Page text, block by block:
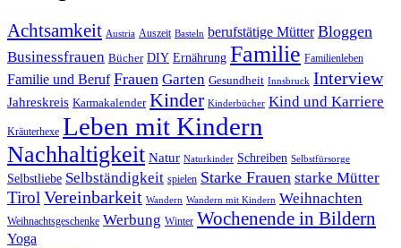
Achtsamkeit Austria Auszeit Basteln berufstätige Mütter Bloggen
Businessfrauen Bücher DIY Ernährung Familie Familienleben
Familie und Beruf Frauen Garten Gesundheit Innsbruck Interview
Jahreskreis Karmakalender Kinder Kinderbücher Kind und Karriere
Kräuterhexe Leben mit Kindern
Nachhaltigkeit Natur Naturkinder Schreiben Selbstfürsorge
Selbstliebe Selbständigkeit spielen Starke Frauen starke Mütter
Tirol Vereinbarkeit Wandern Wandern mit Kindern Weihnachten
Weihnachtsgeschenke Werbung Winter Wochenende in Bildern
Yoga